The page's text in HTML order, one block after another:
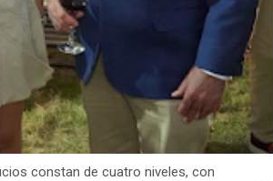
constan de cuatro niveles, con